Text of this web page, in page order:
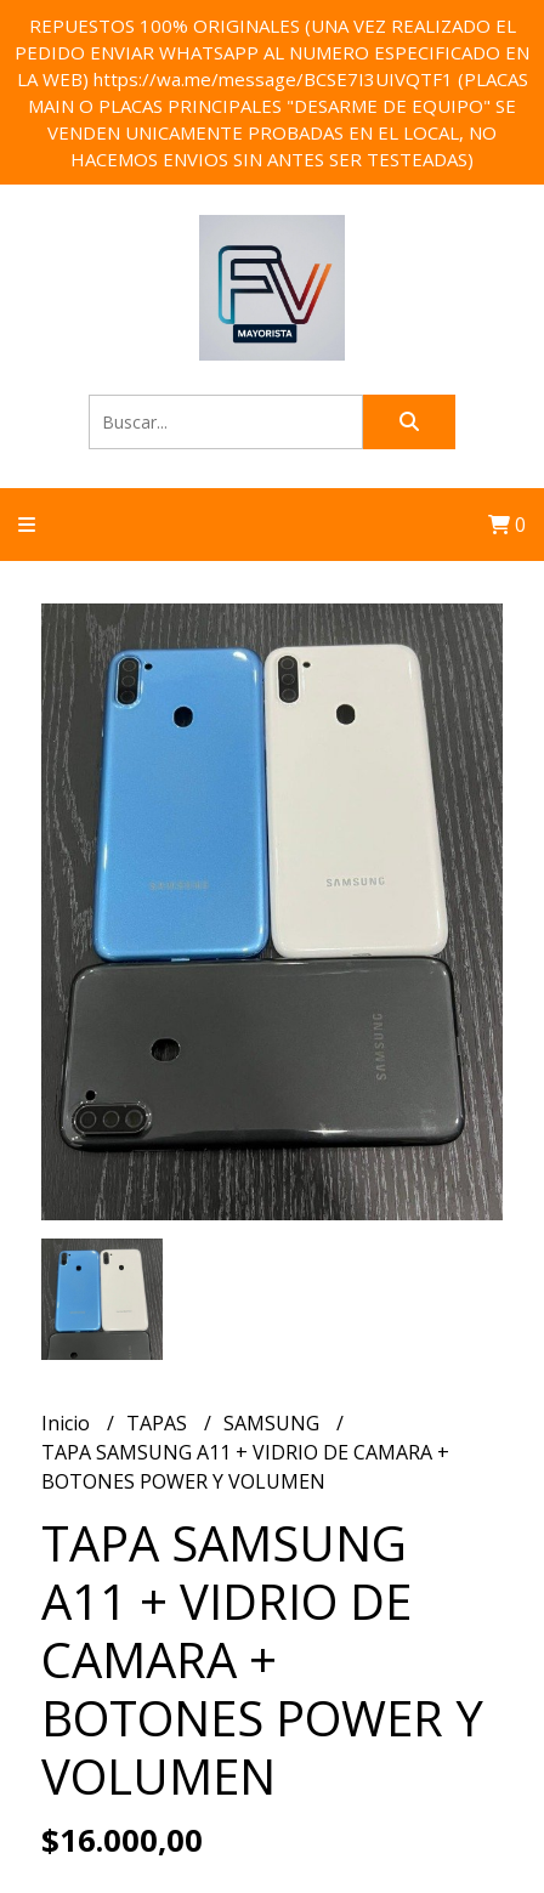
REPUESTOS 100% ORIGINALES (UNA VEZ REALIZADO EL
PEDIDO ENVIAR WHATSAPP AL NUMERO ESPECIFICADO EN
LA WEB) https://wa.me/message/BCSE7I3UIVQTF1 (PLACAS
MAIN O PLACAS PRINCIPALES "DESARME DE EQUIPO" SE
VENDEN UNICAMENTE PROBADAS EN EL LOCAL, NO
HACEMOS ENVIOS SIN ANTES SER TESTEADAS)
0
Inicio TAPAS
SAMSUNG
TAPA SAMSUNG A11 + VIDRIO DE CAMARA +
BOTONES POWER Y VOLUMEN
TAPA SAMSUNG
A11 + VIDRIO DE
CAMARA +
BOTONES POWER Y
VOLUMEN
$16.000,00